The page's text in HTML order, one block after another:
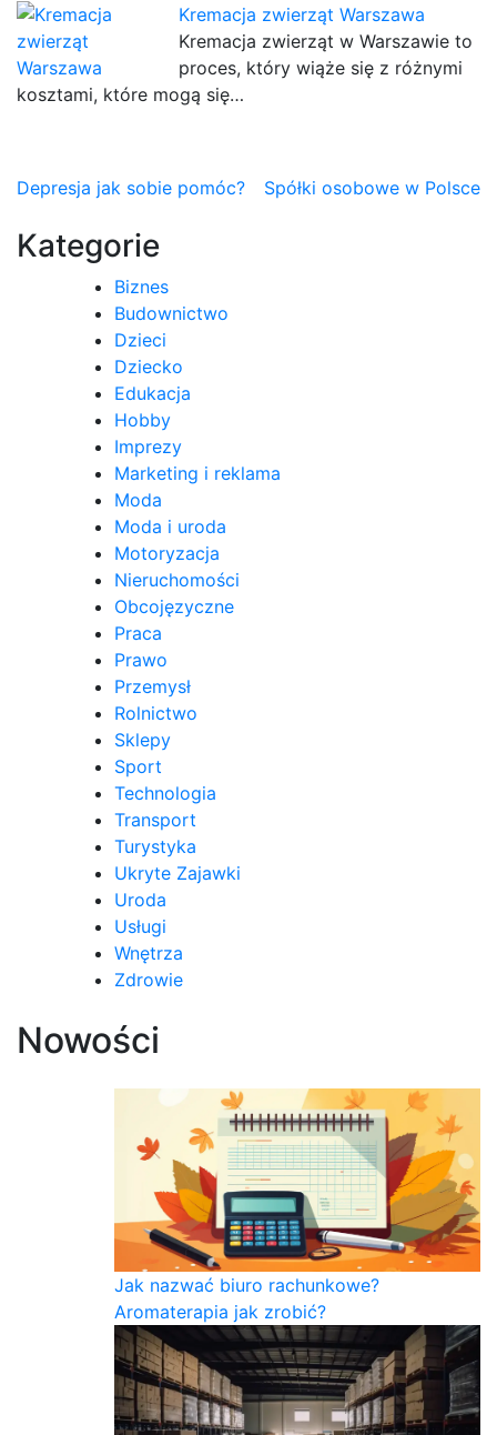
Kremacja zwierząt Warszawa
Kremacja zwierząt w Warszawie to
proces, który wiąże się z różnymi
kosztami, które mogą się…
Nawigacja
wpisu
Depresja jak sobie pomóc? Spółki osobowe w Polsce
Kategorie
Biznes
Budownictwo
Dzieci
Dziecko
Edukacja
Hobby
Imprezy
Marketing i reklama
Moda
Moda i uroda
Motoryzacja
Nieruchomości
Obcojęzyczne
Praca
Prawo
Przemysł
Rolnictwo
Sklepy
Sport
Technologia
Transport
Turystyka
Ukryte Zajawki
Uroda
Usługi
Wnętrza
Zdrowie
Nowości
Jak nazwać biuro rachunkowe?
Aromaterapia jak zrobić?